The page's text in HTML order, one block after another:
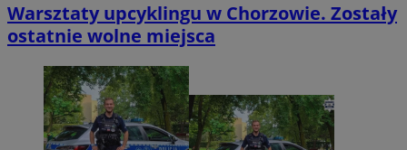
Warsztaty upcyklingu w Chorzowie. Zostały
ostatnie wolne miejsca